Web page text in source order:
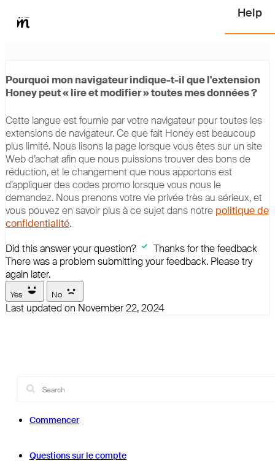
Pourquoi mon navigateur indique-t-il que l'extension
Honey peut « lire et modifier » toutes mes données ?
Cette langue est fournie par votre navigateur pour toutes les
extensions de navigateur. Ce que fait Honey est beaucoup
plus limité. Nous lisons la page lorsque vous êtes sur un site
Web d’achat afin que nous puissions trouver des bons de
réduction, et le changement que nous apportons est
d’appliquer des codes promo lorsque vous nous le
demandez. Nous prenons votre vie privée très au sérieux, et
vous pouvez en savoir plus à ce sujet dans notre politique de
confidentialité.
Did this answer your question?
Thanks for the feedback
There was a problem submitting your feedback. Please try
again later.
Yes No
Last updated on November 22, 2024
Commencer
Questions sur le compte